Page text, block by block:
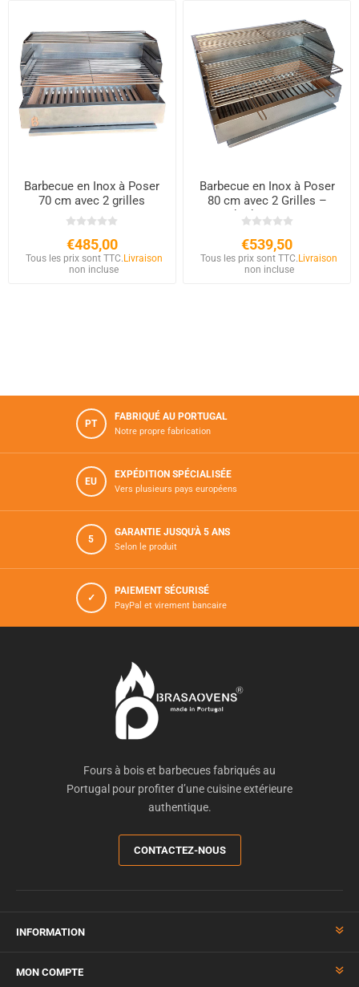
Barbecue en Inox à Poser
70 cm avec 2 grilles
€485,00
Tous les prix sont TTC. Livraison
non incluse
Barbecue en Inox à Poser
80 cm avec 2 Grilles –
Charbon & Bois
€539,50
Tous les prix sont TTC. Livraison
non incluse
PT
FABRIQUÉ AU PORTUGAL
Notre propre fabrication
EU
EXPÉDITION SPÉCIALISÉE
Vers plusieurs pays européens
5
GARANTIE JUSQU'À 5 ANS
Selon le produit
✓
PAIEMENT SÉCURISÉ
PayPal et virement bancaire
Fours à bois et barbecues fabriqués au
Portugal pour profiter d’une cuisine extérieure
authentique.
CONTACTEZ-NOUS
INFORMATION
MON COMPTE